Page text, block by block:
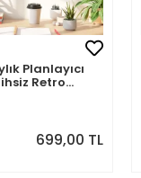
Planlayıcı
Retro
699,00 TL